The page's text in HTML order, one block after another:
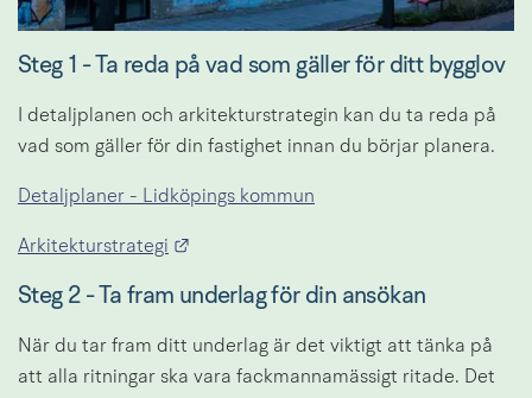
Steg 1 - Ta reda på vad som gäller för ditt bygglov
I detaljplanen och arkitekturstrategin kan du ta reda på
vad som gäller för din fastighet innan du börjar planera.
Detaljplaner - Lidköpings kommun
Arkitekturstrategi
Steg 2 - Ta fram underlag för din ansökan
När du tar fram ditt underlag är det viktigt att tänka på
att alla ritningar ska vara fackmannamässigt ritade. Det